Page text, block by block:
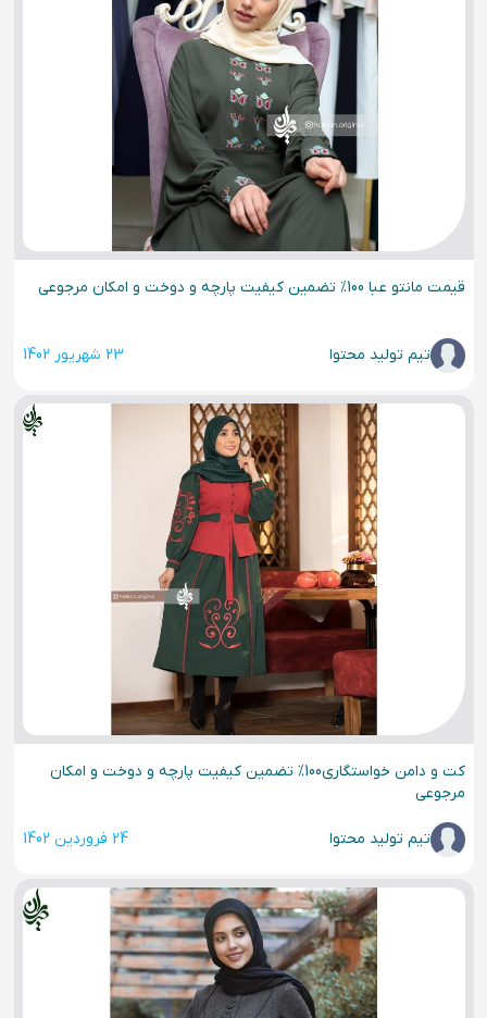
قیمت مانتو عبا 100% تضمین کیفیت پارچه و دوخت و امکان مرجوعی
تیم تولید محتوا 23 شهریور 1402
کت و دامن خواستگاری100% تضمین کیفیت پارچه و دوخت و امکان
مرجوعی
تیم تولید محتوا 24 فروردین 1402